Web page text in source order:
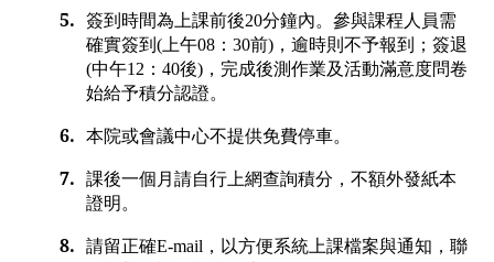
5. 簽到時間為上課前後20分鐘內。參與課程人員需
確實簽到( 上午08 ：30前) ，逾時則不予報到；簽退
(中午12 ：40後) ，完成後測作業及活動滿意度問卷
始給予積分認證。
6. 本院或會議中心不提供免費停車。
7.
課後一個月請自行上網查詢積分，不額外發紙本
證明。
8. 請留正確E-mail ，以方便系統上課檔案與通知，聯